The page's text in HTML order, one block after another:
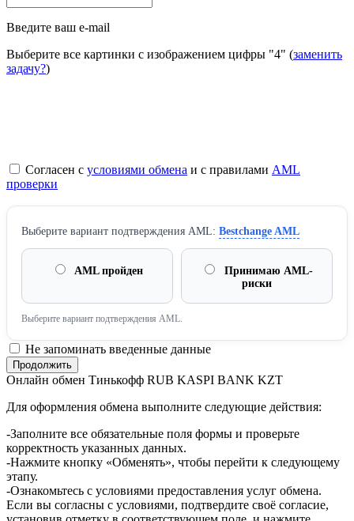
Введите ваш e-mail
Выберите все картинки с изображением цифры "4" (заменить
задачу?)
Согласен с условиями обмена и с правилами AML
проверки
Выберите вариант подтверждения AML: Bestchange AML
AML пройден
Принимаю AML-
риски
Выберите вариант подтверждения AML.
Не запоминать введенные данные
Онлайн обмен Тинькофф RUB KASPI BANK KZT
Для оформления обмена выполните следующие действия:
-Заполните все обязательные поля формы и проверьте
корректность указанных данных.
-Нажмите кнопку «Обменять», чтобы перейти к следующему
этапу.
-Ознакомьтесь с условиями предоставления услуг обмена.
Если вы согласны с условиями, подтвердите своё согласие,